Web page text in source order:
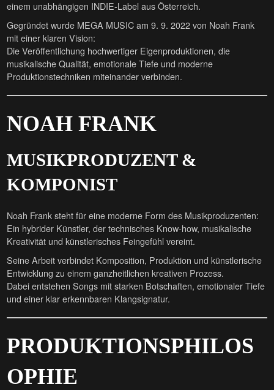
einem unabhängigen INDIE-Label aus Österreich.
Gegründet wurde MEGA MUSIC am 9. 9. 2022 von Noah Frank
mit einer klaren Vision:
Die Veröffentlichung hochwertiger Eigenproduktionen, die
musikalische Qualität, emotionale Tiefe und moderne
Produktionstechniken miteinander verbinden.
NOAH FRANK
MUSIKPRODUZENT &
KOMPONIST
Noah Frank steht für eine moderne Form des Musikproduzenten:
Ein hybrider Künstler, der technisches Know-how, musikalische
Kreativität und künstlerisches Feingefühl vereint.
Seine Arbeit verbindet Komposition, Produktion und künstlerische
Entwicklung zu einem ganzheitlichen kreativen Prozess.
Dabei entstehen Songs mit starken Botschaften, emotionaler Tiefe
und einer klar erkennbaren Klangsignatur.
PRODUKTIONSPHILOS
OPHIE